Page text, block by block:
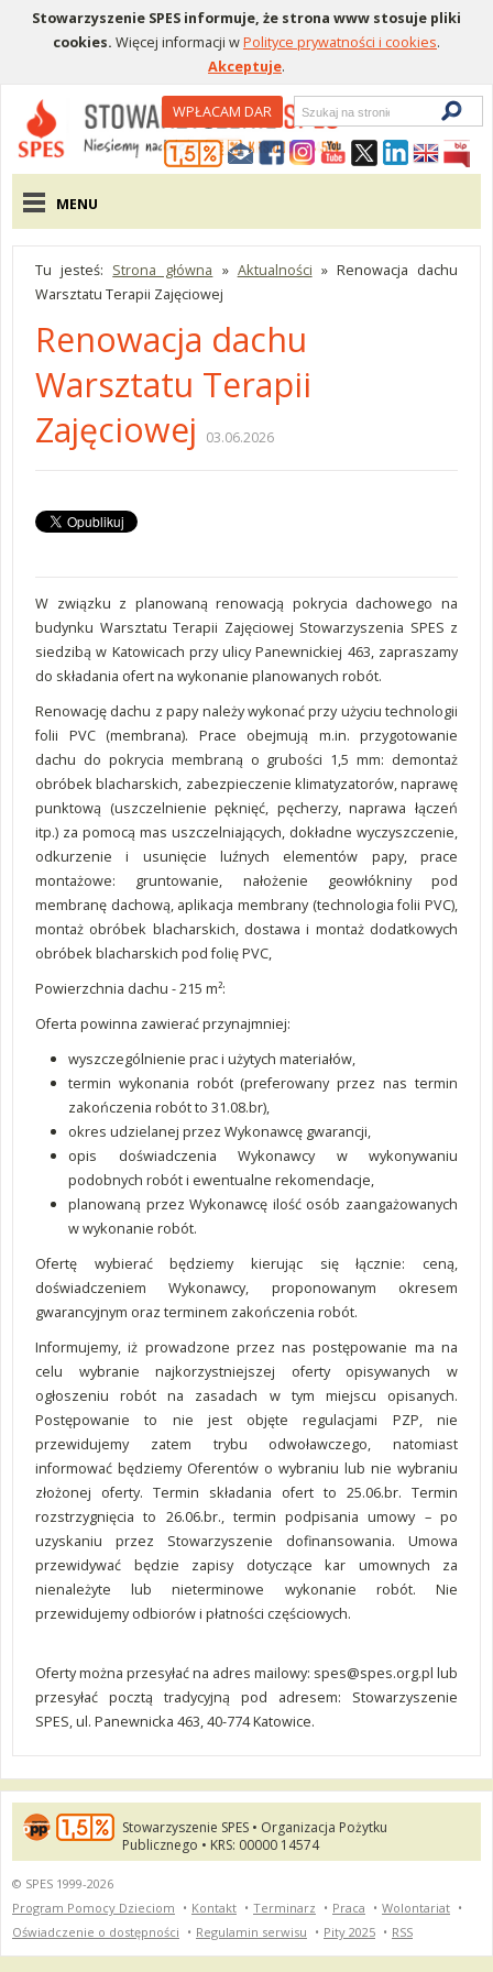
Stowarzyszenie SPES informuje, że strona www stosuje pliki
cookies. Więcej informacji wPolityce prywatności i cookies.
Akceptuje.
Menu pomocniczeWPŁACAM DAR
Wyszukiwarka
Menu główne
MENU
Tu jesteś: Strona główna » Aktualności » Renowacja dachu
Warsztatu Terapii Zajęciowej
Renowacja dachu
Warsztatu Terapii
Zajęciowej
03.06.2026
W związku z planowaną renowacją pokrycia dachowego na
budynku Warsztatu Terapii Zajęciowej Stowarzyszenia SPES z
siedzibą w Katowicach przy ulicy Panewnickiej 463, zapraszamy
do składania ofert na wykonanie planowanych robót.
Renowację dachu z papy należy wykonać przy użyciu technologii
folii PVC (membrana). Prace obejmują m.in. przygotowanie
dachu do pokrycia membraną o grubości 1,5 mm: demontaż
obróbek blacharskich, zabezpieczenie klimatyzatorów, naprawę
punktową (uszczelnienie pęknięć, pęcherzy, naprawa łączeń
itp.) za pomocą mas uszczelniających, dokładne wyczyszczenie,
odkurzenie i usunięcie luźnych elementów papy, prace
montażowe: gruntowanie, nałożenie geowłókniny pod
membranę dachową, aplikacja membrany (technologia folii PVC),
montaż obróbek blacharskich, dostawa i montaż dodatkowych
obróbek blacharskich pod folię PVC,
Powierzchnia dachu - 215 m²:
Oferta powinna zawierać przynajmniej:
wyszczególnienie prac i użytych materiałów,
termin wykonania robót (preferowany przez nas termin
zakończenia robót to 31.08.br),
okres udzielanej przez Wykonawcę gwarancji,
opis doświadczenia Wykonawcy w wykonywaniu
podobnych robót i ewentualne rekomendacje,
planowaną przez Wykonawcę ilość osób zaangażowanych
w wykonanie robót.
Ofertę wybierać będziemy kierując się łącznie: ceną,
doświadczeniem Wykonawcy, proponowanym okresem
gwarancyjnym oraz terminem zakończenia robót.
Informujemy, iż prowadzone przez nas postępowanie ma na
celu wybranie najkorzystniejszej oferty opisywanych w
ogłoszeniu robót na zasadach w tym miejscu opisanych.
Postępowanie to nie jest objęte regulacjami PZP, nie
przewidujemy zatem trybu odwoławczego, natomiast
informować będziemy Oferentów o wybraniu lub nie wybraniu
złożonej oferty. Termin składania ofert to 25.06.br. Termin
rozstrzygnięcia to 26.06.br., termin podpisania umowy – po
uzyskaniu przez Stowarzyszenie dofinansowania. Umowa
przewidywać będzie zapisy dotyczące kar umownych za
nienależyte lub nieterminowe wykonanie robót. Nie
przewidujemy odbiorów i płatności częściowych.
Oferty można przesyłać na adres mailowy: spes@spes.org.pl lub
przesyłać pocztą tradycyjną pod adresem: Stowarzyszenie
SPES, ul. Panewnicka 463, 40-774 Katowice.
Stowarzyszenie SPES • Organizacja Pożytku
Publicznego • KRS: 00000 14574
© SPES 1999-2026
Program Pomocy Dzieciom • Kontakt • Terminarz • Praca • Wolontariat •
Oświadczenie o dostępności • Regulamin serwisu • Pity 2025 • RSS